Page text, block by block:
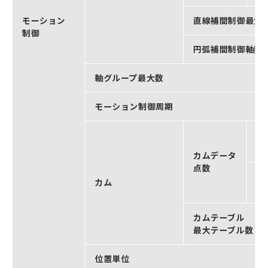
モーション
制御
直線補間制御最大
円弧補間制御軸数
軸グループ最大数
モーション制御周期
カム
カムデータ
点数
カムテーブル
最大テーブル数
位置単位